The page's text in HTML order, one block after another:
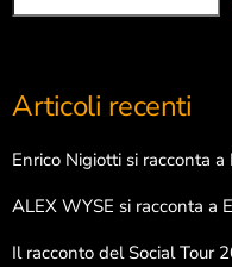
Articoli recenti
Enrico Nigiotti si racconta a
ALEX WYSE si racconta a
Il racconto del Social Tour